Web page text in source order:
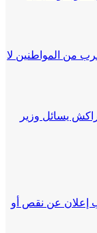
من المواطنين لا
يسائل وزير
إعلان عن نقص أو